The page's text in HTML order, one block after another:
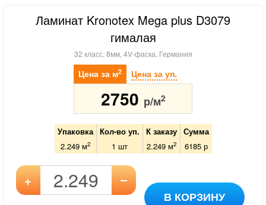
Ламинат Kronotex Mega plus D3079
гималая
32 класс, 8мм, 4V-фаска, Германия
Цена за м2 Цена за уп.
2750 р/м2
Упаковка Кол-во уп. К заказу
Сумма
2.249 м2 1 шт 2.249м2 6185р
+ –
В КОРЗИНУ